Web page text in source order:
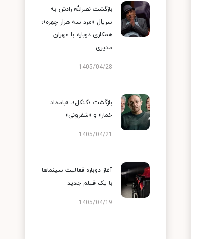
بازگشت نصرالله رادش به
سریال «مرد سه هزار چهره»؛
همکاری دوباره با مهران
مدیری
1405/04/28
بازگشت «کنکل»، «بامداد
خمار» و «شفرونی»
1405/04/21
آغاز دوباره فعالیت سینماها
با یک فیلم جدید
1405/04/19